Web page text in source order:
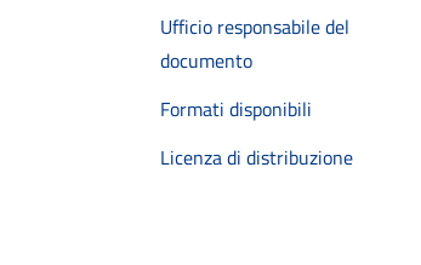
Ufficio responsabile del
documento
Formati disponibili
Licenza di distribuzione